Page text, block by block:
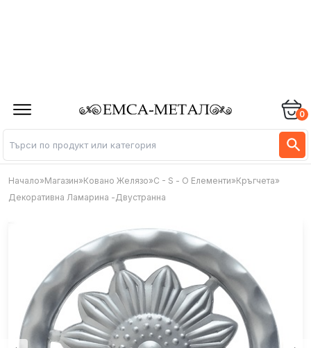
0
Начало»Магазин»Ковано Желязо»C - S - О Елементи»Кръгчета»
Декоративна Ламарина -двустранна